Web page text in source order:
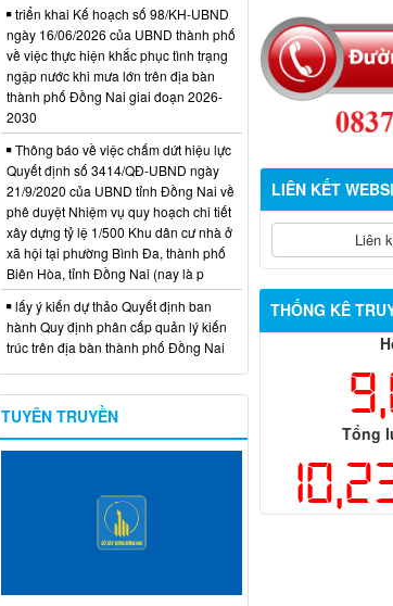
LIÊN KẾT
Liên
THỐNG KÊ
Tổng
triển khai Kế hoạch số 98/KH-UBND
ngày 16/06/2026 của UBND thành phố
về việc thực hiện khắc phục tình trạng
ngập nước khi mưa lớn trên địa bàn
thành phố Đồng Nai giai đoạn 2026-
2030
Thông báo về việc chấm dứt hiệu lực
Quyết định số 3414/QĐ-UBND ngày
21/9/2020 của UBND tỉnh Đồng Nai về
phê duyệt Nhiệm vụ quy hoạch chi tiết
xây dựng tỷ lệ 1/500 Khu dân cư nhà ở
xã hội tại phường Bình Đa, thành phố
Biên Hòa, tỉnh Đồng Nai (nay là p
lấy ý kiến dự thảo Quyết định ban
hành Quy định phân cấp quản lý kiến
trúc trên địa bàn thành phố Đồng Nai
TUYÊN TRUYỀN